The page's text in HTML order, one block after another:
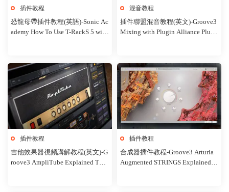
插件教程
恐龍母帶插件教程(英語)-Sonic Ac
ademy How To Use T-RackS 5 with
混音教程
插件聯盟混音教程(英文)-Groove3
Mixing with Plugin Alliance Plugi
插件教程
吉他效果器視頻講解教程(英文)-G
roove3 AmpliTube Explained Tuto
插件教程
合成器插件教程-Groove3 Arturia
Augmented STRINGS Explained T